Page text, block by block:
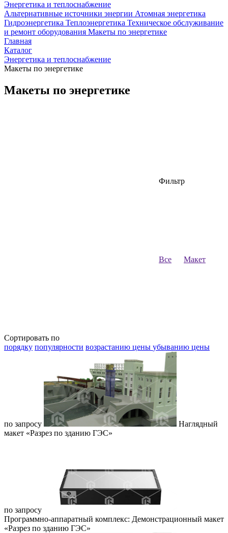
Энергетика и теплоснабжение
Альтернативные источники энергии Атомная энергетика
Гидроэнергетика Теплоэнергетика Техническое обслуживание
и ремонт оборудования Макеты по энергетике
Главная
Каталог
Энергетика и теплоснабжение
Макеты по энергетике
Макеты по энергетике
Фильтр
Все Макет
Сортировать по
порядку популярности возрастанию цены убыванию цены
по запросу
Наглядный
макет «Разрез по зданию ГЭС»
по запросу
Программно-аппаратный комплекс: Демонстрационный макет
«Разрез по зданию ГЭС»